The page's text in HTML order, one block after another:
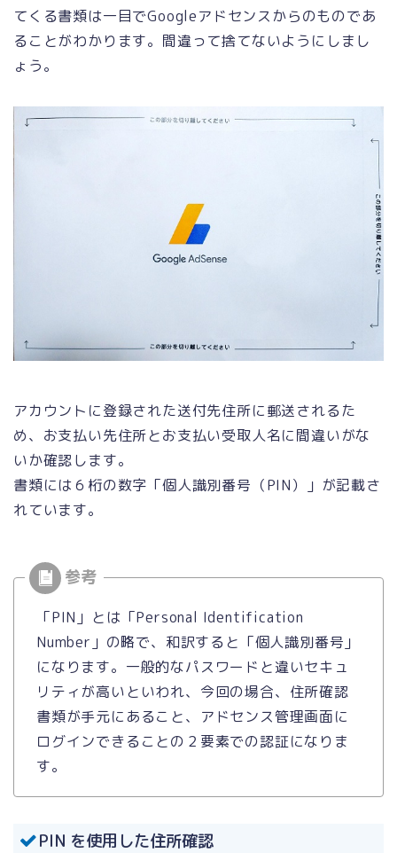
てくる書類は一目でGoogleアドセンスからのものであ
ることがわかります。間違って捨てないようにしまし
ょう。
アカウントに登録された送付先住所に郵送されるた
め、お支払い先住所とお支払い受取人名に間違いがな
いか確認します。
書類には６桁の数字「個人識別番号（PIN）」が記載さ
れています。
「PIN」とは「Personal Identification
Number」の略で、和訳すると「個人識別番号」
になります。一般的なパスワードと違いセキュ
リティが高いといわれ、今回の場合、住所確認
書類が手元にあること、アドセンス管理画面に
ログインできることの２要素での認証になりま
す。
PIN を使用した住所確認